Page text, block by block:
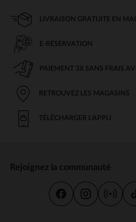
LIVRAISON GRATUITE EN
E-RÉSERVATION
PAIEMENT 3X SANS FRAIS
RETROUVEZ LES MAGASINS
TÉLÉCHARGER L'APPLI
Rejoignez la communauté